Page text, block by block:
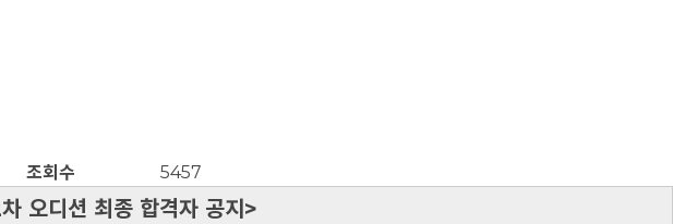
조회수 5457
오디션 최종 합격자 공지>